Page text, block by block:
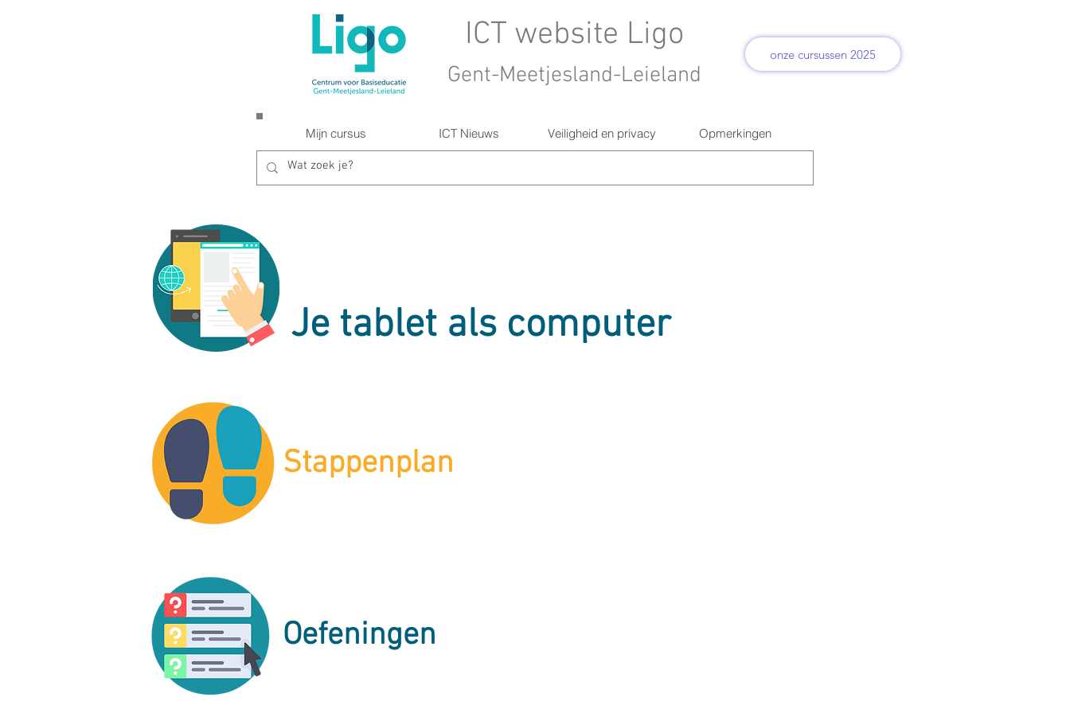
ICT website Ligo
Gent-Meetjesland-Leieland
onze cursussen 2025
Mijn cursus ICT Nieuws Veiligheid en privacy Opmerkingen
Je tablet als computer
Stappenplan
Oefeningen